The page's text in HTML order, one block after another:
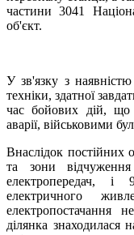
частини 3041
об'єкт.
У зв'язку з наявністю
техніки, здатної
час бойових дій, що
аварії, військовими
Внаслідок постійних
та зони відчуження
електропередач,
електричного
електропостачання
ділянка знаходилася